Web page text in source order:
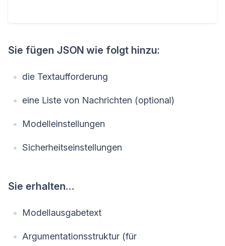
Sie fügen JSON wie folgt hinzu:
die Textaufforderung
eine Liste von Nachrichten (optional)
Modelleinstellungen
Sicherheitseinstellungen
Sie erhalten…
Modellausgabetext
Argumentationsstruktur (für